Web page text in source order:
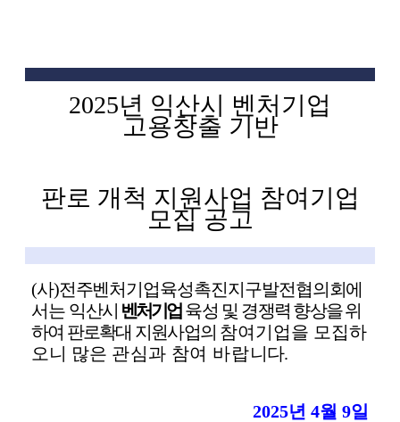
2025년 익산시 벤처기업
고용창출 기반
판로 개척 지원사업 참여기업
모집 공고
(사)전주벤처기업육성촉진지구발전협의회에
서는 익산시 벤처기업 육성 및 경쟁력 향상을 위
하여 판로확대 지원사업의 참여기업을 모집하
오니 많은 관심과 참여 바랍니다.
2025년4월9일